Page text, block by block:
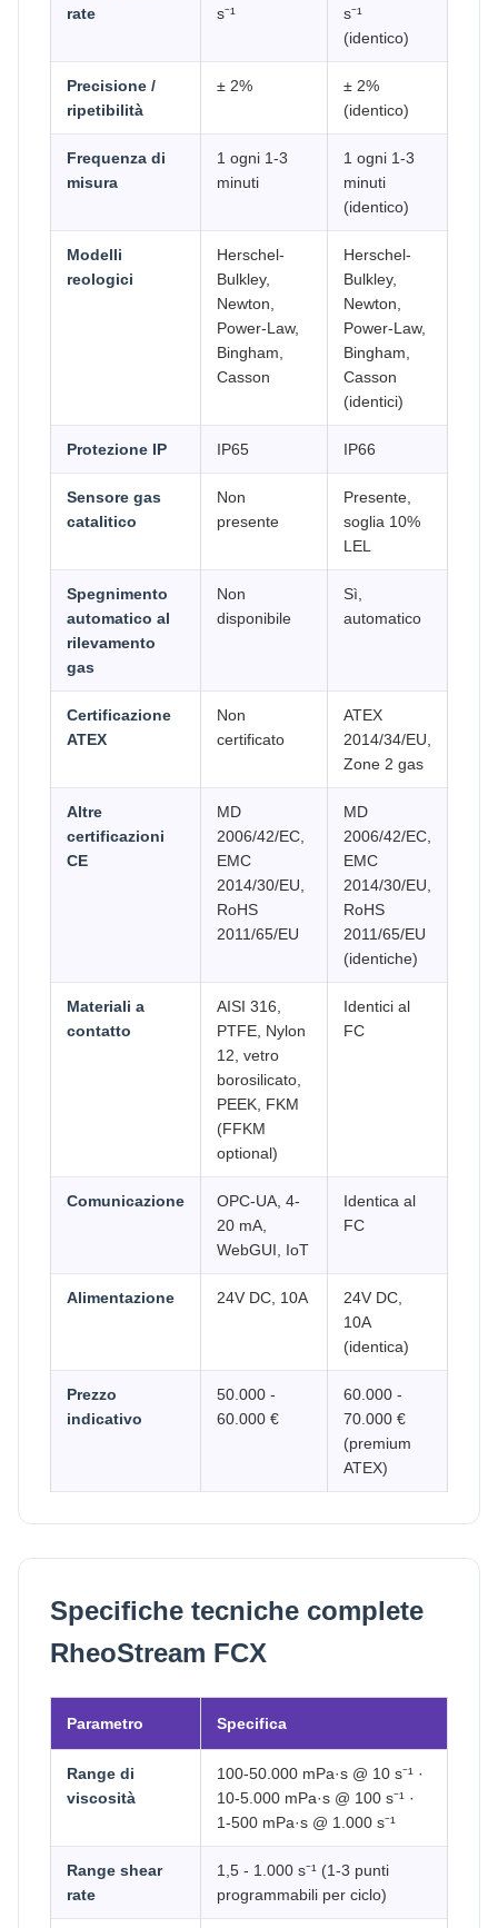
rate
s⁻¹
s⁻¹
(identico)
Precisione /
ripetibilità
± 2%
± 2%
(identico)
Frequenza di
misura
1 ogni 1-3
minuti
1 ogni 1-3
minuti
(identico)
Modelli
reologici
Herschel-
Bulkley,
Newton,
Power-Law,
Bingham,
Casson
Herschel-
Bulkley,
Newton,
Power-Law,
Bingham,
Casson
(identici)
Protezione IP IP65 IP66
Sensore gas
catalitico
Non
presente
Presente,
soglia 10%
LEL
Spegnimento
automatico al
rilevamento
gas
Non
disponibile
Sì,
automatico
Certificazione
ATEX
Non
certificato
ATEX
2014/34/EU,
Zone 2 gas
Altre
certificazioni
CE
MD
2006/42/EC,
EMC
2014/30/EU,
RoHS
2011/65/EU
MD
2006/42/EC,
EMC
2014/30/EU,
RoHS
2011/65/EU
(identiche)
Materiali a
contatto
AISI 316,
PTFE, Nylon
12, vetro
borosilicato,
PEEK, FKM
(FFKM
optional)
Identici al
FC
Comunicazione
OPC-UA, 4-
20 mA,
WebGUI, IoT
Identica al
FC
Alimentazione 24V DC, 10A
24V DC,
10A
(identica)
Prezzo
indicativo
50.000 -
60.000 €
60.000 -
70.000 €
(premium
ATEX)
Specifiche tecniche complete
RheoStream FCX
Parametro Specifica
Range di
viscosità
100-50.000 mPa·s @ 10 s⁻¹ ·
10-5.000 mPa·s @ 100 s⁻¹ ·
1-500 mPa·s @ 1.000 s⁻¹
Range shear
rate
1,5 - 1.000 s⁻¹ (1-3 punti
programmabili per ciclo)